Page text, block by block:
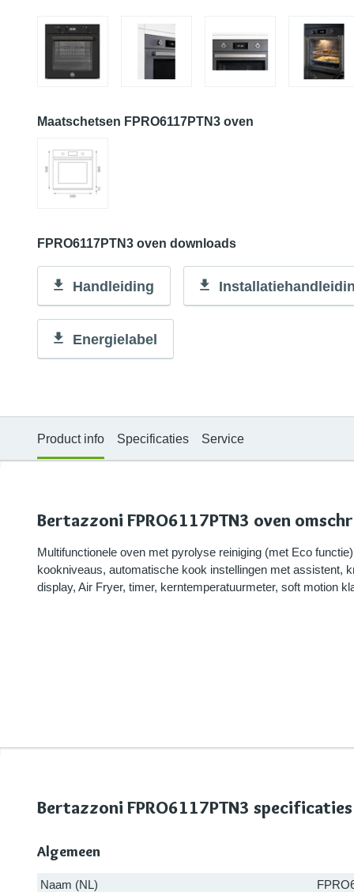
Maatschetsen FPRO6117PTN3 oven
FPRO6117PTN3 oven downloads
Handleiding
Energielabel
Product info Specificaties Service
Bertazzoni FPRO6117PTN3 oven
Multifunctionele oven met pyrolyse reiniging (met Eco
kookniveaus, automatische kook instellingen met assistent,
display, Air Fryer, timer, kerntemperatuurmeter, soft motion
Bertazzoni FPRO6117PTN3 specificaties
Algemeen
Naam (NL)